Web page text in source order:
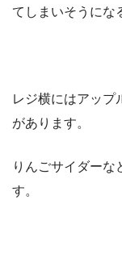
てしまいそうにな
レジ横にはアップ
があります。
りんごサイダーな
す。